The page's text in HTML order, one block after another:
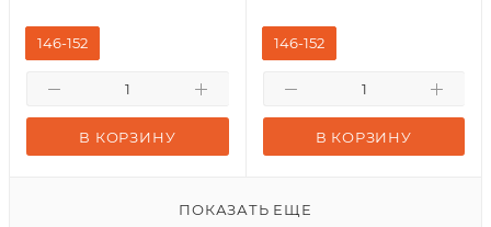
В КОРЗИНУ
146-152
В КОРЗИНУ
146-152
ПОКАЗАТЬ ЕЩЕ